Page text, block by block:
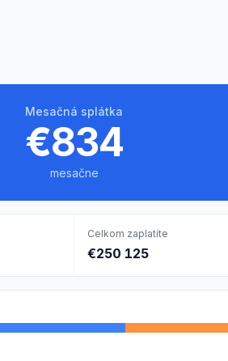
Mesačná splátka
€834
mesačne
Celkom zaplatíte
€250 125